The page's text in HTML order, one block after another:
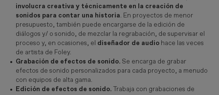
involucra creativa y técnicamente en la creación de
sonidos para contar una historia. En proyectos de menor
presupuesto, también puede encargarse de la edición de
diálogos y/ o sonido, de mezclar la regrabación, de supervisar el
proceso y, en ocasiones, el diseñador de audiohace las veces
de artista de Foley.
Grabación de efectos de sonido. Se encarga de grabar
efectos de sonido personalizados para cada proyecto, a menudo
con equipos de alta gama.
Edición de efectos de sonido. Trabaja con grabaciones de